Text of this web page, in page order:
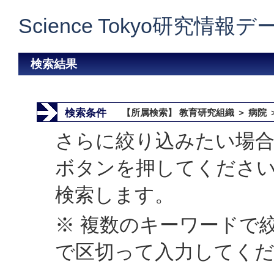
Science Tokyo研究情報デ
検索結果
検索条件 【所属検索】 教育研究組織 ＞ 病
さらに絞り込みたい場
ボタンを押してくださ
検索します。
※ 複数のキーワードで
で区切って入力してく